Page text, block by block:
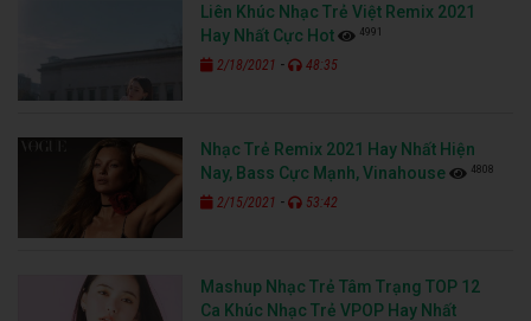
Liên Khúc Nhạc Trẻ Việt Remix 2021
Hay Nhất Cực Hot
4991
2/18/2021 - 48:35
Nhạc Trẻ Remix 2021 Hay Nhất Hiện
Nay, Bass Cực Mạnh, Vinahouse
4808
2/15/2021 - 53:42
Mashup Nhạc Trẻ Tâm Trạng TOP 12
Ca Khúc Nhạc Trẻ VPOP Hay Nhất